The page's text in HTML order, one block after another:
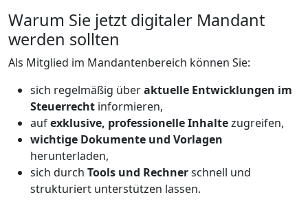
Warum Sie jetzt digitaler Mandant
werden sollten
Als Mitglied im Mandantenbereich können Sie:
sich regelmäßig überaktuelle Entwicklungen im
Steuerrecht informieren,
aufexklusive, professionelle Inhaltezugreifen,
wichtige Dokumente und Vorlagen
herunterladen,
sich durch Tools und Rechnerschnell und
strukturiert unterstützen lassen.